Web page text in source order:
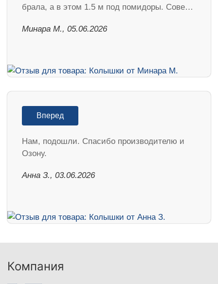
брала, а в этом 1.5 м под помидоры. Сове…
Минара М., 05.06.2026
Вперед
Нам, подошли. Спасибо производителю и
Озону.
Анна З., 03.06.2026
Компания